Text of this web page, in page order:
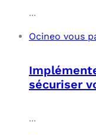
...
Ocineo vous
sécuriser
...